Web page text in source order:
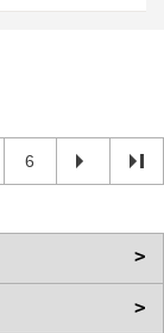
6